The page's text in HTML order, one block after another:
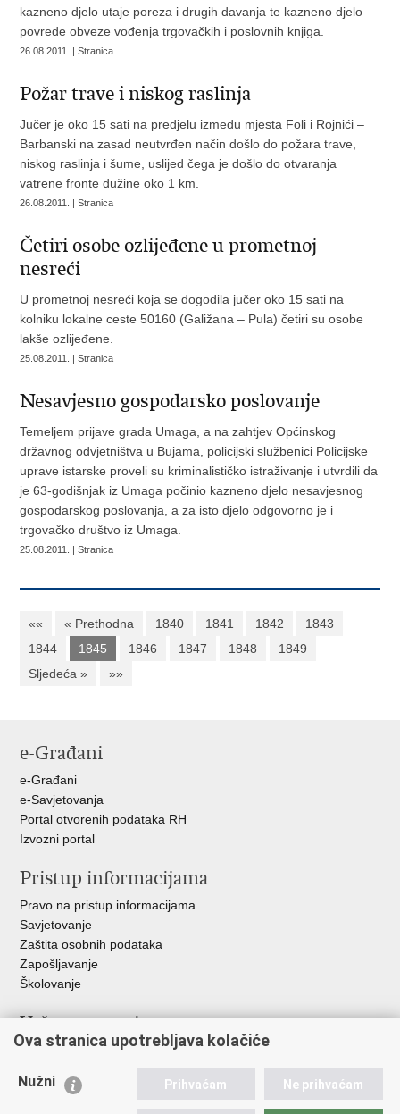
kazneno djelo utaje poreza i drugih davanja te kazneno djelo
povrede obveze vođenja trgovačkih i poslovnih knjiga.
26.08.2011. | Stranica
Požar trave i niskog raslinja
Jučer je oko 15 sati na predjelu između mjesta Foli i Rojnići –
Barbanski na zasad neutvrđen način došlo do požara trave,
niskog raslinja i šume, uslijed čega je došlo do otvaranja
vatrene fronte dužine oko 1 km.
26.08.2011. | Stranica
Četiri osobe ozlijeđene u prometnoj
nesreći
U prometnoj nesreći koja se dogodila jučer oko 15 sati na
kolniku lokalne ceste 50160 (Galižana – Pula) četiri su osobe
lakše ozlijeđene.
25.08.2011. | Stranica
Nesavjesno gospodarsko poslovanje
Temeljem prijave grada Umaga, a na zahtjev Općinskog
državnog odvjetništva u Bujama, policijski službenici Policijske
uprave istarske proveli su kriminalističko istraživanje i utvrdili da
je 63-godišnjak iz Umaga počinio kazneno djelo nesavjesnog
gospodarskog poslovanja, a za isto djelo odgovorno je i
trgovačko društvo iz Umaga.
25.08.2011. | Stranica
«« « Prethodna 1840 1841 1842
1843
1844
1845 1846 1847 1848
1849
Sljedeća »
»»
e-Građani
e-Građani
e-Savjetovanja
Portal otvorenih podataka RH
Izvozni portal
Pristup informacijama
Pravo na pristup informacijama
Savjetovanje
Zaštita osobnih podataka
Zapošljavanje
Školovanje
Važne poveznice
Ministarstvo unutarnjih poslova
Udruge
Ova stranica upotrebljava kolačiće
Nužni Prihvaćam Ne prihvaćam